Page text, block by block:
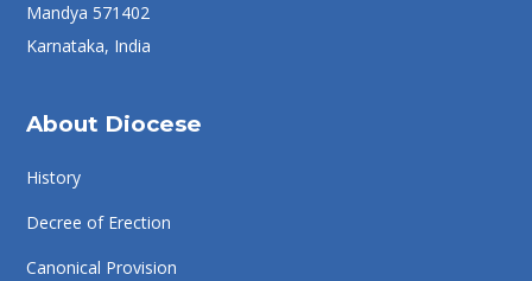
Mandya 571402
Karnataka, India
About Diocese
History
Decree of Erection
Canonical Provision